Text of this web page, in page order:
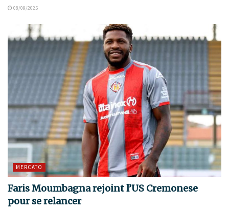
08/09/2025
MERCATO
Faris Moumbagna rejoint l’US Cremonese
pour se relancer